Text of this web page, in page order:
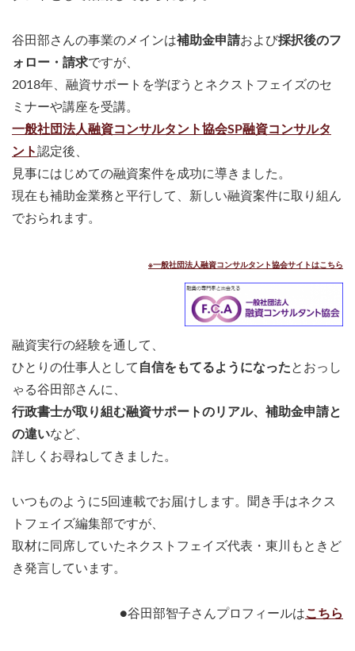
谷田部さんの事業のメインは補助金申請および採択後のフ
ォロー・請求ですが、
2018年、融資サポートを学ぼうとネクストフェイズのセ
ミナーや講座を受講。
一般社団法人融資コンサルタント協会SP融資コンサルタ
ント認定後、
見事にはじめての融資案件を成功に導きました。
現在も補助金業務と平行して、新しい融資案件に取り組ん
でおられます。
※一般社団法人融資コンサルタント協会サイトはこちら
融資実行の経験を通して、
ひとりの仕事人として 自信をもてるようになったとおっし
ゃる谷田部さんに、
行政書士が取り組む融資サポートのリアル、補助金申請と
の違いなど、
詳しくお尋ねしてきました。
いつものように5回連載でお届けします。聞き手はネクス
トフェイズ編集部ですが、
取材に同席していたネクストフェイズ代表・東川もときど
き発言しています。
●谷田部智子さんプロフィールはこちら